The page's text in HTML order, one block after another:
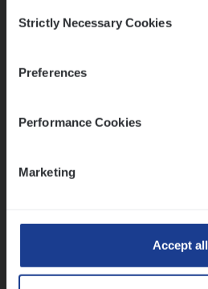
Selection
Strictly Necessary Cookies
Preferences
Performance Cookies
Marketing
Accept all
Vorige
Mathias houdt van diepgaande
Thalia zoekt graag oplossingen,